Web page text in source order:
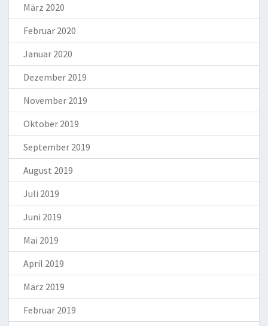
März 2020
Februar 2020
Januar 2020
Dezember 2019
November 2019
Oktober 2019
September 2019
August 2019
Juli 2019
Juni 2019
Mai 2019
April 2019
März 2019
Februar 2019